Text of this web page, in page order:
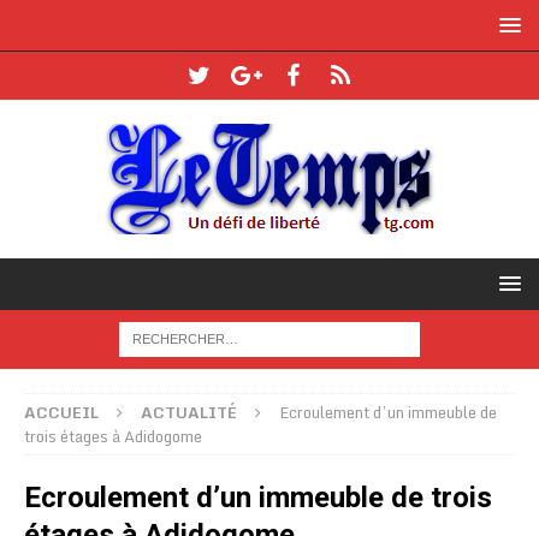
ACCUEIL ACTUALITÉ
Ecroulement d’un immeuble de
trois étages à Adidogome
Ecroulement d’un immeuble de trois